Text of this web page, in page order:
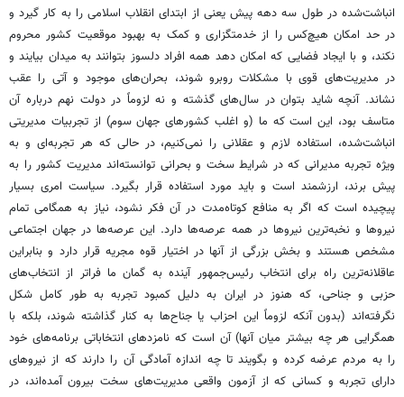
انباشت‌شده در طول سه دهه پیش یعنی از ابتدای انقلاب اسلامی را به کار گیرد و
در حد امکان هیچ‌کس را از خدمتگزاری و کمک به بهبود موقعیت کشور محروم
نکند، و با ایجاد فضایی که امکان دهد همه افراد دلسوز بتوانند به میدان بیایند و
در مدیریت‌های قوی با مشکلات روبرو شوند، بحران‌های موجود و آتی را عقب
نشاند. آنچه شاید بتوان در سال‌های گذشته و نه لزوماً در دولت نهم درباره آن
متاسف بود، این است که ما (و اغلب کشورهای جهان سوم) از تجربیات مدیریتی
انباشت‌شده، استفاده لازم و عقلانی را نمی‌کنیم، در حالی که هر تجربه‌ای و به
ویژه تجربه مدیرانی که در شرایط سخت و بحرانی توانسته‌اند مدیریت کشور را به
پیش برند، ارزشمند است و باید مورد استفاده قرار بگیرد. سیاست امری بسیار
پیچیده است که اگر به منافع کوتاه‌مدت در آن فکر نشود، نیاز به همگامی تمام
نیروها و نخبه‌ترین نیروها در همه عرصه‌ها دارد. این عرصه‌ها در جهان اجتماعی
مشخص هستند و بخش بزرگی از آنها در اختیار قوه مجریه قرار دارد و بنابراین
عاقلانه‌ترین راه برای انتخاب رئیس‌جمهور آینده به گمان ما فراتر از انتخاب‌های
حزبی و جناحی، که هنوز در ایران به دلیل کمبود تجربه به طور کامل شکل
نگرفته‌اند (بدون آنکه لزوماً این احزاب یا جناح‌ها به کنار گذاشته شوند، بلکه با
همگرایی هر چه بیشتر میان آنها) آن است که نامزدهای انتخاباتی برنامه‌های خود
را به مردم عرضه کرده و بگویند تا چه اندازه آمادگی آن را دارند که از نیروهای
دارای تجربه و کسانی که از آزمون واقعی مدیریت‌های سخت بیرون آمده‌اند، در